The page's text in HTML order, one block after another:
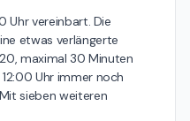
Uhr vereinbart. Die
etwas verlängerte
maximal 30 Minuten
Uhr immer noch
sieben weiteren